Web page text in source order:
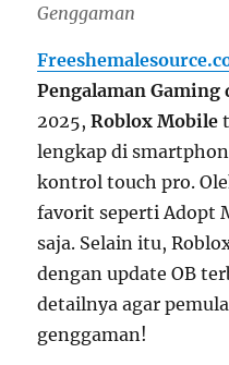
Genggaman
Pengalaman Gaming
2025,Roblox Mobile
lengkap di
kontrol touch pro.
favorit seperti Adopt
saja. Selain itu,
dengan update OB
detailnya agar
genggaman!